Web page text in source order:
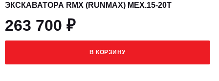
ЭКСКАВАТОРА RMX (RUNMAX) МЕХ.15-20Т
263 700 ₽
В КОРЗИНУ